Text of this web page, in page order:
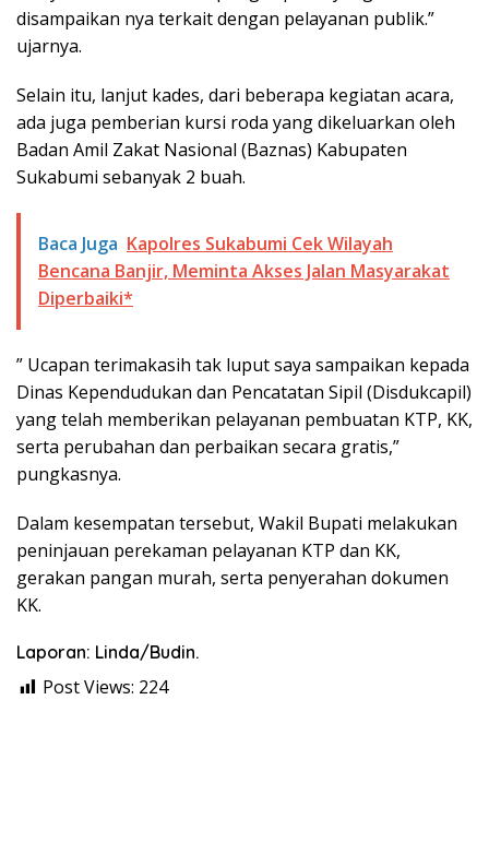
disampaikan nya terkait dengan pelayanan publik.”
ujarnya.
Selain itu, lanjut kades, dari beberapa kegiatan acara,
ada juga pemberian kursi roda yang dikeluarkan oleh
Badan Amil Zakat Nasional (Baznas) Kabupaten
Sukabumi sebanyak 2 buah.
Baca Juga Kapolres Sukabumi Cek Wilayah
Bencana Banjir, Meminta Akses Jalan Masyarakat
Diperbaiki*
” Ucapan terimakasih tak luput saya sampaikan kepada
Dinas Kependudukan dan Pencatatan Sipil (Disdukcapil)
yang telah memberikan pelayanan pembuatan KTP, KK,
serta perubahan dan perbaikan secara gratis,”
pungkasnya.
Dalam kesempatan tersebut, Wakil Bupati melakukan
peninjauan perekaman pelayanan KTP dan KK,
gerakan pangan murah, serta penyerahan dokumen
KK.
Laporan: Linda/Budin.
Post Views: 224